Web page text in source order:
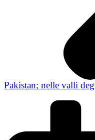
Pakistan; nelle valli